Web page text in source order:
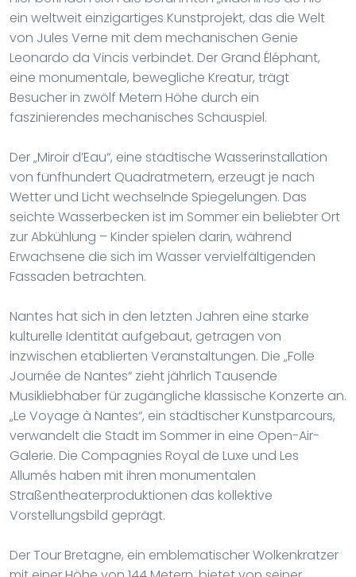
ein weltweit einzigartiges Kunstprojekt, das die Welt
von Jules Verne mit dem mechanischen Genie
Leonardo da Vincis verbindet. Der Grand Éléphant,
eine monumentale, bewegliche Kreatur, trägt
Besucher in zwölf Metern Höhe durch ein
faszinierendes mechanisches Schauspiel.
Der „Miroir d’Eau“, eine städtische Wasserinstallation
von fünfhundert Quadratmetern, erzeugt je nach
Wetter und Licht wechselnde Spiegelungen. Das
seichte Wasserbecken ist im Sommer ein beliebter Ort
zur Abkühlung – Kinder spielen darin, während
Erwachsene die sich im Wasser vervielfältigenden
Fassaden betrachten.
Nantes hat sich in den letzten Jahren eine starke
kulturelle Identität aufgebaut, getragen von
inzwischen etablierten Veranstaltungen. Die „Folle
Journée de Nantes“ zieht jährlich Tausende
Musikliebhaber für zugängliche klassische Konzerte an.
„Le Voyage à Nantes“, ein städtischer Kunstparcours,
verwandelt die Stadt im Sommer in eine Open-Air-
Galerie. Die Compagnies Royal de Luxe und Les
Allumés haben mit ihren monumentalen
Straßentheaterproduktionen das kollektive
Vorstellungsbild geprägt.
Der Tour Bretagne, ein emblematischer Wolkenkratzer